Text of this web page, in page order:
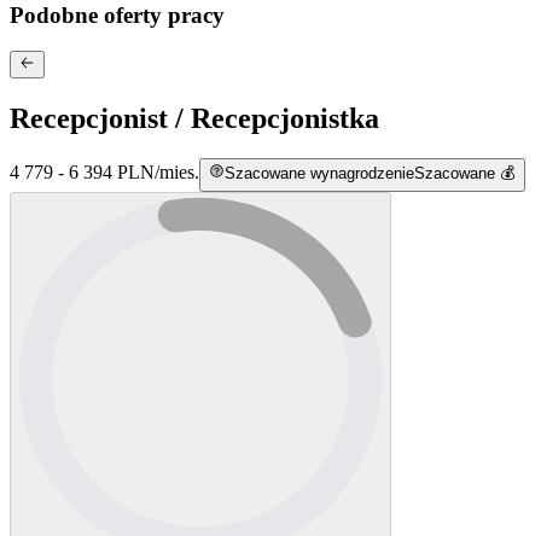
Podobne oferty pracy
Recepcjonist / Recepcjonistka
4 779 - 6 394 PLN/mies. Szacowane wynagrodzenieSzacowane 💰